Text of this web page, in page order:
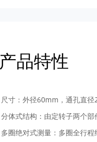
产品特性
尺寸：外径60mm，通孔直径
分体式结构：由定转子两个部
多圈绝对式测量：多圈全行程